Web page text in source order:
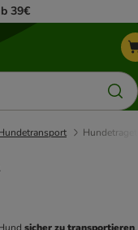
39€